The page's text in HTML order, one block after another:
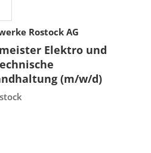
Rostock AG
Elektro und
(m/w/d)